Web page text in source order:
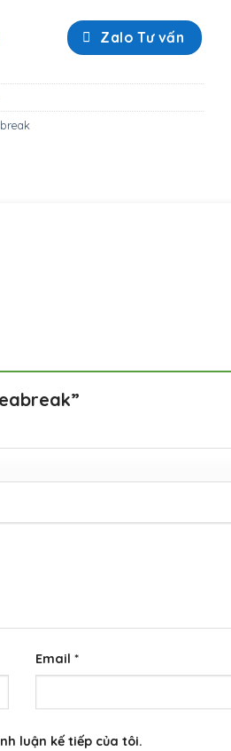
Zalo Tư vấn
Email *
luận kế tiếp của tôi.